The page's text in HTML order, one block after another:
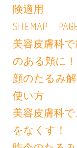
険適用
SITEMAP
美容皮膚科
のある頬に！
顔のたるみ
使い方
美容皮膚科
をなくす！